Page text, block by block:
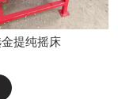
提纯摇床